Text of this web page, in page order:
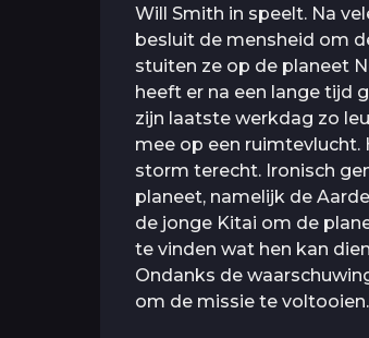
Will Smith in speelt. Na
besluit de mensheid om
stuiten ze op de planeet
heeft er na een lange tijd
zijn laatste werkdag zo
mee op een
storm terecht. Ironisch
planeet, namelijk de
de jonge Kitai om de
te vinden wat hen kan
Ondanks de
om de missie te voltooien.